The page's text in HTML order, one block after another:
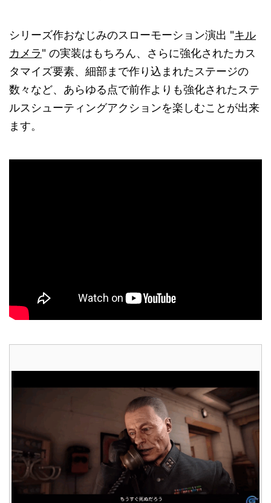
シリーズ作おなじみのスローモーション演出 "キル
カメラ" の実装はもちろん、さらに強化されたカス
タマイズ要素、細部まで作り込まれたステージの
数々など、あらゆる点で前作よりも強化されたステ
ルスシューティングアクションを楽しむことが出来
ます。